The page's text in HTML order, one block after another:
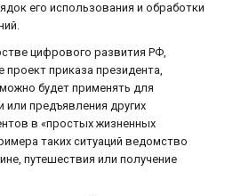
его использования и обработки
цифрового развития РФ,
приказа президента,
будет применять для
предъявления других
в «простых жизненных
таких ситуаций ведомство
путешествия или получение